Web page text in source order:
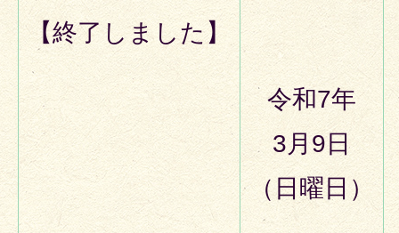
【終了しました】
令和7年
3月9日
（日曜日）